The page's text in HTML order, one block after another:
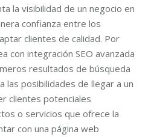
la visibilidad de un negocio en
confianza entre los
clientes de calidad. Por
con integración SEO avanzada
resultados de búsqueda
las posibilidades de llegar a un
clientes potenciales
o servicios que ofrece la
con una página web